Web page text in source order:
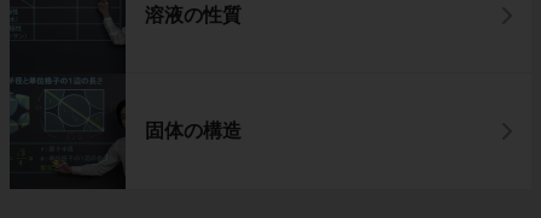
溶液の性質
固体の構造